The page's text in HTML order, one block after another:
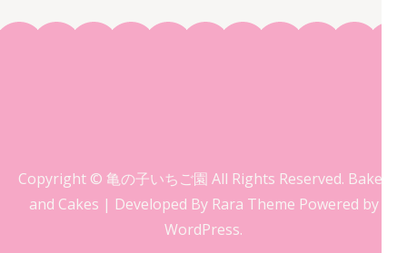
Copyright © 亀の子いちご園 All Rights Reserved. Bakes
and Cakes | Developed By Rara Theme Powered by
WordPress.